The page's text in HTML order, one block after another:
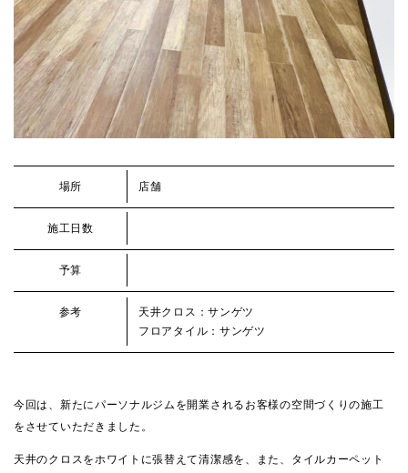
場所 店舗
施工日数
予算
参考
天井クロス：サンゲツ
フロアタイル：サンゲツ
今回は、新たにパーソナルジムを開業されるお客様の空間づくりの施工
をさせていただきました。
天井のクロスをホワイトに張替えて清潔感を、また、タイルカーペット